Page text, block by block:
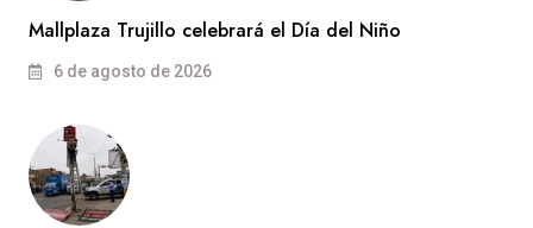
Mallplaza Trujillo celebrará el Día del Niño
6 de agosto de 2026